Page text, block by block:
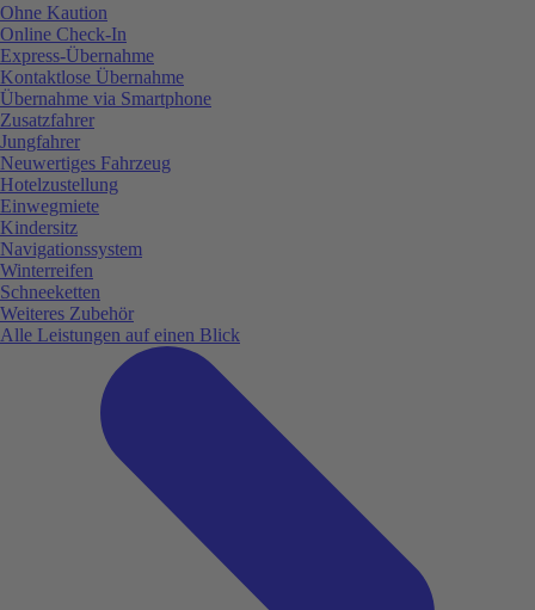
Ohne Kaution
Online Check-In
Express-Übernahme
Kontaktlose Übernahme
Übernahme via Smartphone
Zusatzfahrer
Jungfahrer
Neuwertiges Fahrzeug
Hotelzustellung
Einwegmiete
Kindersitz
Navigationssystem
Winterreifen
Schneeketten
Weiteres Zubehör
Alle Leistungen auf einen Blick